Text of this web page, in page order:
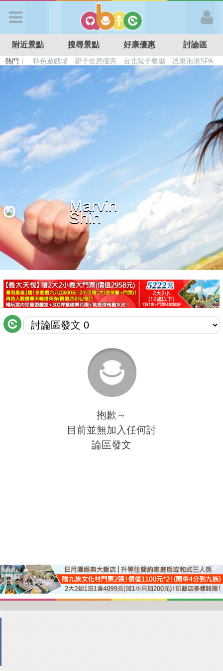
APP登入
首 頁
搜尋景點
好康優惠
最新留言
商家合作
推薦景點
討論區
聯絡我們
附近景點 搜尋景點 好康優惠 討論區
熱門： 特色遊戲場 親子住房優惠 台北親子餐廳
溫泉泡湯SPA
溜滑梯民宿
觀光工廠 日本親子景點
Marvin
Shih
抱歉～
目前並無加入任何討
論區發文